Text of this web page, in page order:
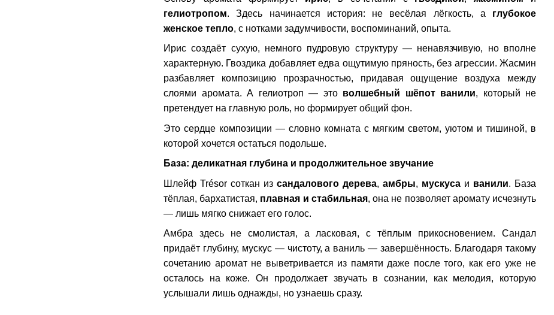
гелиотропом. Здесь начинается история: не весёлая лёгкость, а глубокое
женское тепло, с нотками задумчивости, воспоминаний, опыта.
Ирис создаёт сухую, немного пудровую структуру — ненавязчивую, но вполне
характерную. Гвоздика добавляет едва ощутимую пряность, без агрессии. Жасмин
разбавляет композицию прозрачностью, придавая ощущение воздуха между
слоями аромата. А гелиотроп — это волшебный шёпот ванили, который не
претендует на главную роль, но формирует общий фон.
Это сердце композиции — словно комната с мягким светом, уютом и тишиной, в
которой хочется остаться подольше.
База: деликатная глубина и продолжительное звучание
Шлейф Trésor соткан из сандалового дерева, амбры, мускуса и ванили. База
тёплая, бархатистая, плавная и стабильная, она не позволяет аромату исчезнуть
— лишь мягко снижает его голос.
Амбра здесь не смолистая, а ласковая, с тёплым прикосновением. Сандал
придаёт глубину, мускус — чистоту, а ваниль — завершённость. Благодаря такому
сочетанию аромат не выветривается из памяти даже после того, как его уже не
осталось на коже. Он продолжает звучать в сознании, как мелодия, которую
услышали лишь однажды, но узнаешь сразу.